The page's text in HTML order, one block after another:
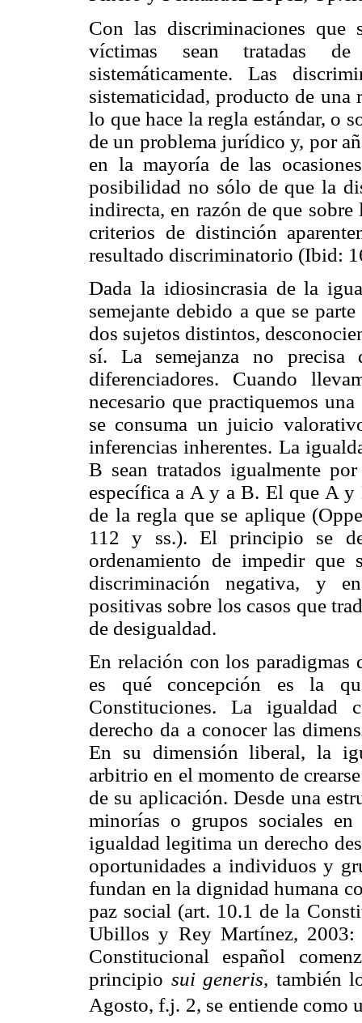
Con las discriminaciones que
víctimas sean tratadas
sistemáticamente. Las
sistematicidad, producto de
lo que hace la regla estándar, o
de un problema jurídico y, por
en la mayoría de las
posibilidad no sólo de que la
indirecta, en razón de que
criterios de distinción
resultado discriminatorio (Ibid:
Dada la idiosincrasia de la
semejante debido a que se
dos sujetos distintos,
sí. La semejanza no
diferenciadores. Cuando
necesario que practiquemos
se consuma un juicio
inferencias inherentes. La
B sean tratados igualmente
específica a A y a B. El que A
de la regla que se aplique
112 y ss.). El principio se
ordenamiento de impedir
discriminación negativa, y
positivas sobre los casos que
de desigualdad.
En relación con los
es qué concepción es la
Constituciones. La igualdad
derecho da a conocer las
En su dimensión liberal, la
arbitrio en el momento de
de su aplicación. Desde una
minorías o grupos sociales
igualdad legitima un derecho
oportunidades a individuos y
fundan en la dignidad humana
paz social (art. 10.1 de la
Ubillos y Rey Martínez,
Constitucional español
principio sui generis, también
Agosto, f.j. 2, se entiende como